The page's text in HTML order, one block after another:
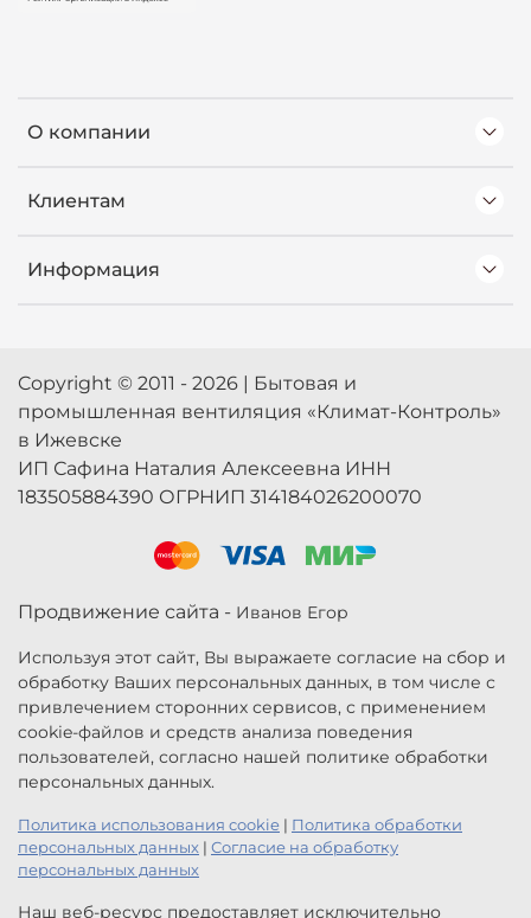
О компании
Клиентам
Информация
Copyright © 2011 - 2026 | Бытовая и
промышленная вентиляция «Климат-Контроль»
в Ижевске
ИП Сафина Наталия Алексеевна ИНН
183505884390 ОГРНИП 314184026200070
Продвижение сайта - Иванов Егор
Используя этот сайт, Вы выражаете согласие на сбор и
обработку Ваших персональных данных, в том числе с
привлечением сторонних сервисов, с применением
cookie-файлов и средств анализа поведения
пользователей, согласно нашей политике обработки
персональных данных.
Политика использования cookie | Политика обработки
персональных данных | Согласие на обработку
персональных данных
Наш веб-ресурс предоставляет исключительно